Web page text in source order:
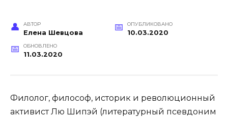
АВТОР
Елена Шевцова
ОПУБЛИКОВАНО
10.03.2020
ОБНОВЛЕНО
11.03.2020
Филолог, философ, историк и революционный
активист Лю Шипэй (литературный псевдоним